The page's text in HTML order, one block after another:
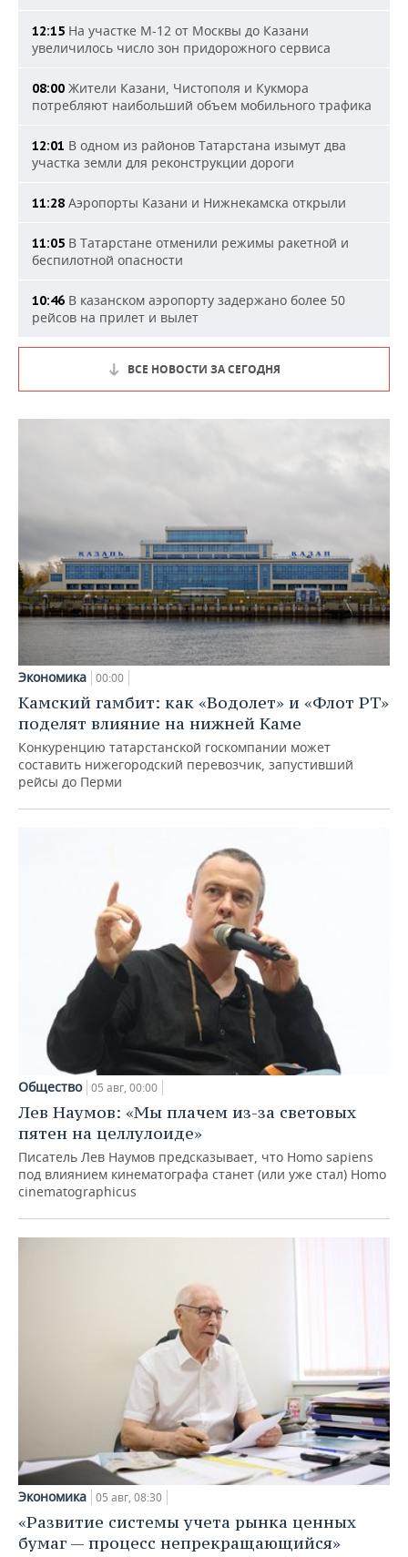
12:15 На участке М-12 от Москвы до Казани
увеличилось число зон придорожного сервиса
08:00 Жители Казани, Чистополя и Кукмора
потребляют наибольший объем мобильного трафика
12:01 В одном из районов Татарстана изымут два
участка земли для реконструкции дороги
11:28 Аэропорты Казани и Нижнекамска открыли
11:05 В Татарстане отменили режимы ракетной и
беспилотной опасности
10:46 В казанском аэропорту задержано более 50
рейсов на прилет и вылет
ВСЕ НОВОСТИ ЗА СЕГОДНЯ
Экономика 00:00
Камский гамбит: как «Водолет» и «Флот РТ»
поделят влияние на нижней Каме
Конкуренцию татарстанской госкомпании может
составить нижегородский перевозчик, запустивший
рейсы до Перми
Общество 05 авг, 00:00
Лев Наумов: «Мы плачем из-за световых
пятен на целлулоиде»
Писатель Лев Наумов предсказывает, что Homo sapiens
под влиянием кинематографа станет (или уже стал) Homo
cinematographicus
Экономика 05 авг, 08:30
«Развитие системы учета рынка ценных
бумаг — процесс непрекращающийся»